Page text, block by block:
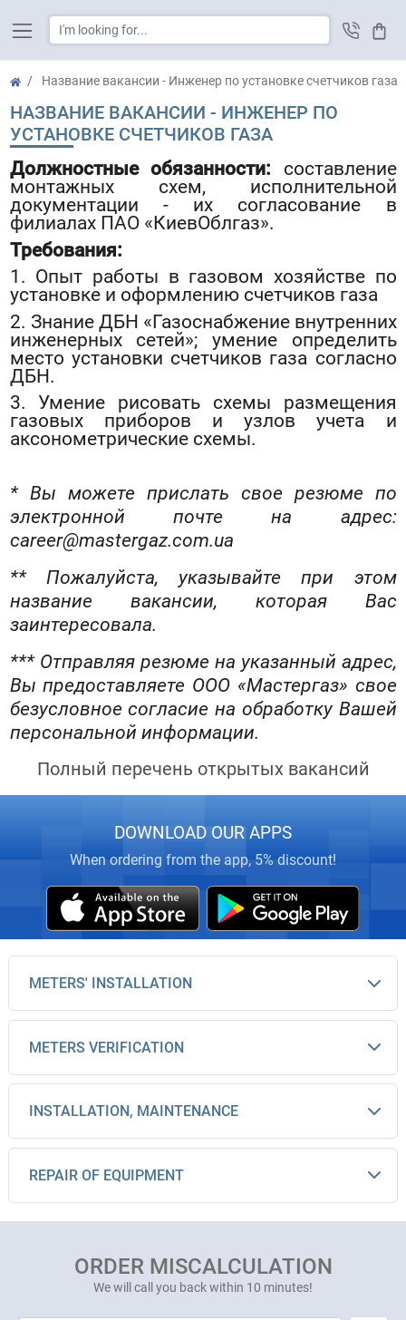
Cart
Название вакансии - Инженер по установке счетчиков газа
НАЗВАНИЕ ВАКАНСИИ - ИНЖЕНЕР ПО
УСТАНОВКЕ СЧЕТЧИКОВ ГАЗА
Должностные обязанности: составление
монтажных схем, исполнительной
документации - их согласование в
филиалах ПАО «КиевОблгаз».
Требования:
1. Опыт работы в газовом хозяйстве по
установке и оформлению счетчиков газа
2. Знание ДБН «Газоснабжение внутренних
инженерных сетей»; умение определить
место установки счетчиков газа согласно
ДБН.
3. Умение рисовать схемы размещения
газовых приборов и узлов учета и
аксонометрические схемы.
* Вы можете прислать свое резюме по
электронной почте на адрес:
career@mastergaz.com.ua
** Пожалуйста, указывайте при этом
название вакансии, которая Вас
заинтересовала.
*** Отправляя резюме на указанный адрес,
Вы предоставляете ООО «Мастергаз» свое
безусловное согласие на обработку Вашей
персональной информации.
Полный перечень открытых вакансий
DOWNLOAD OUR APPS
When ordering from the app, 5% discount!
METERS' INSTALLATION
METERS VERIFICATION
INSTALLATION, MAINTENANCE
REPAIR OF EQUIPMENT
ORDER MISCALCULATION
We will call you back within 10 minutes!